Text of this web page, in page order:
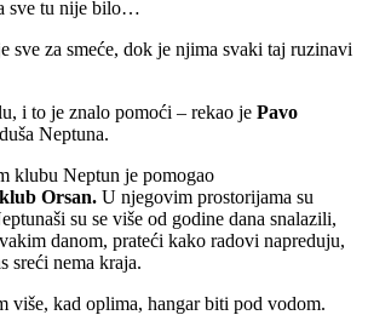
sve tu nije bilo…
sve za smeće, dok je njima svaki taj ruzinavi
i to je znalo pomoći – rekao je Pavo
Neptuna.
klubu Neptun je pomogao
Orsan. U njegovim prostorijama su
su se više od godine dana snalazili,
danom, prateći kako radovi napreduju,
sreći nema kraja.
više, kad oplima, hangar biti pod vodom.